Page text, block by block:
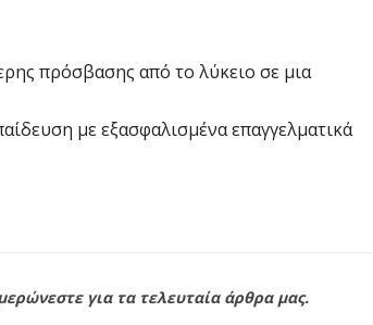
πρόσβασης από το λύκειο σε μια
με εξασφαλισμένα επαγγελματικά
για τα τελευταία άρθρα μας.